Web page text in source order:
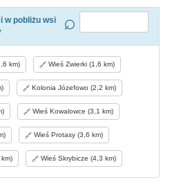
w pobliżu wsi
km) Wieś Zwierki (1,6 km)
Kolonia Józefowo (2,2 km)
Wieś Kowalowce (3,1 km)
Wieś Protasy (3,6 km)
Wieś Skrybicze (4,3 km)